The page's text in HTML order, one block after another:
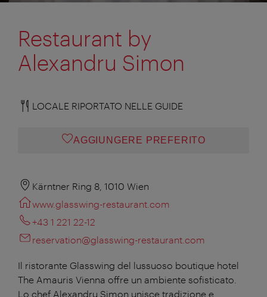
Restaurant by
Alexandru Simon
LOCALE RIPORTATO NELLE GUIDE
AGGIUNGERE PREFERITO
Kärntner Ring 8, 1010 Wien
www.glasswing-restaurant.com
+43 1 221 22-12
reservation@glasswing-restaurant.com
Il ristorante Glasswing del lussuoso boutique hotel
The Amauris Vienna offre un ambiente sofisticato.
Lo chef Alexandru Simon unisce tradizione e